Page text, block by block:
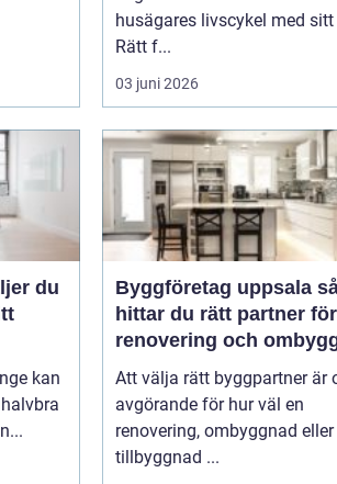
husägares livscykel med
Rätt f...
03 juni 2026
kan
Byggföretag uppsala så
hittar du rätt partner för
renovering och
Att välja rätt byggpartner är
avgörande för hur väl en
renovering, ombyggnad eller
tillbyggnad ...